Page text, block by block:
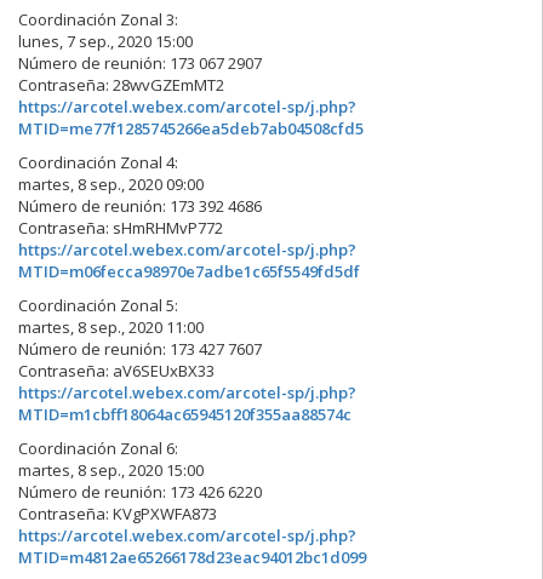
Coordinación Zonal 3:
lunes, 7 sep., 2020 15:00
Número de reunión: 173 067 2907
Contraseña: 28wvGZEmMT2
https://arcotel.webex.com/arcotel-sp/j.php?
MTID=me77f1285745266ea5deb7ab04508cfd5
Coordinación Zonal 4:
martes, 8 sep., 2020 09:00
Número de reunión: 173 392 4686
Contraseña: sHmRHMvP772
https://arcotel.webex.com/arcotel-sp/j.php?
MTID=m06fecca98970e7adbe1c65f5549fd5df
Coordinación Zonal 5:
martes, 8 sep., 2020 11:00
Número de reunión: 173 427 7607
Contraseña: aV6SEUxBX33
https://arcotel.webex.com/arcotel-sp/j.php?
MTID=m1cbff18064ac65945120f355aa88574c
Coordinación Zonal 6:
martes, 8 sep., 2020 15:00
Número de reunión: 173 426 6220
Contraseña: KVgPXWFA873
https://arcotel.webex.com/arcotel-sp/j.php?
MTID=m4812ae65266178d23eac94012bc1d099